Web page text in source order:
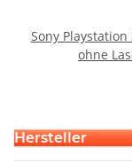
Sony Playstation
ohne
Hersteller